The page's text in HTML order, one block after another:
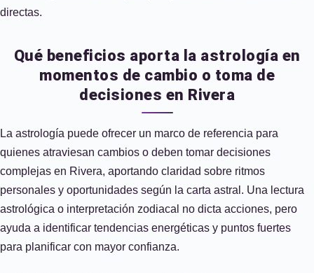
directas.
Qué beneficios aporta la astrología en
momentos de cambio o toma de
decisiones en Rivera
La astrología puede ofrecer un marco de referencia para
quienes atraviesan cambios o deben tomar decisiones
complejas en Rivera, aportando claridad sobre ritmos
personales y oportunidades según la carta astral. Una lectura
astrológica o interpretación zodiacal no dicta acciones, pero
ayuda a identificar tendencias energéticas y puntos fuertes
para planificar con mayor confianza.